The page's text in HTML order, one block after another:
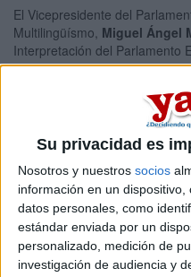
Su privacidad es
Nosotros y nuestros socios
información en un
datos personales, como
estándar enviada por un
personalizado, medición de
investigación de audiencia y
El Vicepresidente del
Multilingüísmo, Miguel Ángel
Interpretación del Parlamento
presentado unvideoclippara
profesión de intérprete en la
El vicepresidente de la
como seña de identidad de la
General de Interpretación del
estudiantes españoles a
laboral. Olga Cosmidou
los idiomas menos conocidos.
capaces de traducir los
recientemente a la Unión
Lituania o Polonia, entre